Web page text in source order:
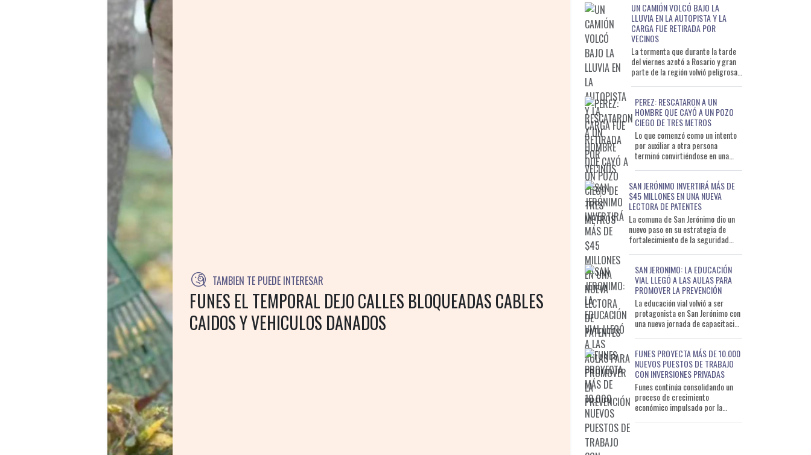
TAMBIEN TE PUEDE INTERESAR
FUNES EL TEMPORAL DEJO CALLES BLOQUEADAS CABLES
CAIDOS Y VEHICULOS DANADOS
UN CAMIÓN VOLCÓ BAJO LA
LLUVIA EN LA AUTOPISTA Y LA
CARGA FUE RETIRADA POR
VECINOS
La tormenta que durante la tarde
del viernes azotó a Rosario y gran
parte de la región volvió peligrosas
PEREZ: RESCATARON A UN
HOMBRE QUE CAYÓ A UN POZO
CIEGO DE TRES METROS
Lo que comenzó como un intento
por auxiliar a otra persona
terminó convirtiéndose en una
SAN JERÓNIMO INVERTIRÁ MÁS DE
$45 MILLONES EN UNA NUEVA
LECTORA DE PATENTES
La comuna de San Jerónimo dio un
nuevo paso en su estrategia de
fortalecimiento de la seguridad
SAN JERONIMO: LA EDUCACIÓN
VIAL LLEGÓ A LAS AULAS PARA
PROMOVER LA PREVENCIÓN
La educación vial volvió a ser
protagonista en San Jerónimo con
una nueva jornada de capacitación
FUNES PROYECTA MÁS DE 10.000
NUEVOS PUESTOS DE TRABAJO
CON INVERSIONES PRIVADAS
Funes continúa consolidando un
proceso de crecimiento
económico impulsado por la